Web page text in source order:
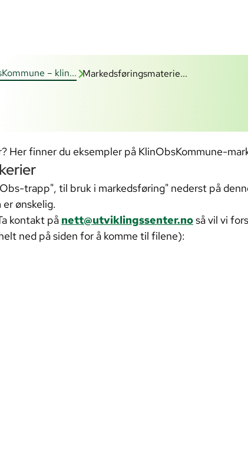
– klin... Markedsføringsmaterie...
Her finner du eksempler på KlinObsKommune-
trapp", til bruk i markedsføring" nederst på
ønskelig.
kontakt på nett@utviklingssenter.noså vil vi
ned på siden for å komme til filene):